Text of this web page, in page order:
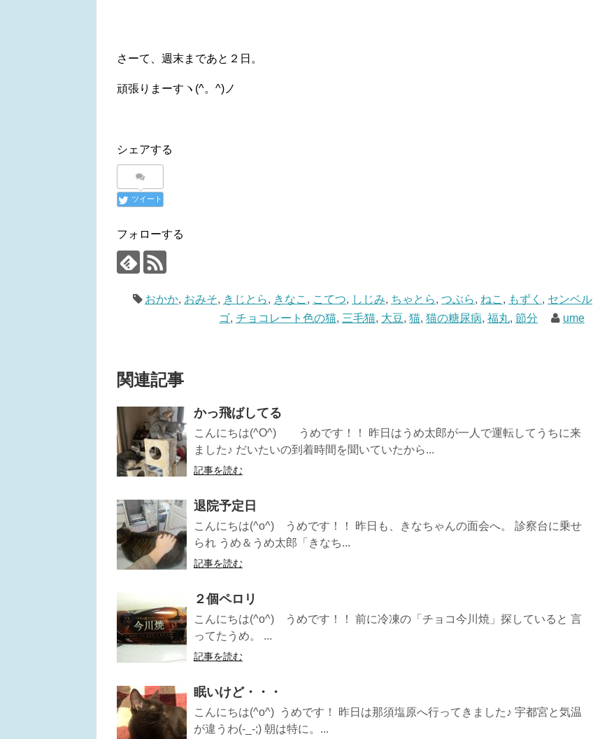
さーて、週末まであと２日。
頑張りまーすヽ(^。^)ノ
シェアする
ツイート
フォローする
おかか, おみそ, きじとら, きなこ , こてつ, しじみ, ちゃとら, つぶら, ねこ , もずく , センベル
ゴ,チョコレート色の猫, 三毛猫, 大豆,猫,猫の糖尿病,福丸,節分 ume
関連記事
かっ飛ばしてる
こんにちは(^O^) うめです！！ 昨日はうめ太郎が一人で運転してうちに来
ました♪ だいたいの到着時間を聞いていたから...
記事を読む
退院予定日
こんにちは(^o^) うめです！！ 昨日も、きなちゃんの面会へ。 診察台に乗せ
られ うめ＆うめ太郎「きなち...
記事を読む
２個ペロリ
こんにちは(^o^) うめです！！ 前に冷凍の「チョコ今川焼」探していると 言
ってたうめ。 ...
記事を読む
眠いけど・・・
こんにちは(^o^) うめです！ 昨日は那須塩原へ行ってきました♪ 宇都宮と気温
が違うわ(-_-;) 朝は特に。...